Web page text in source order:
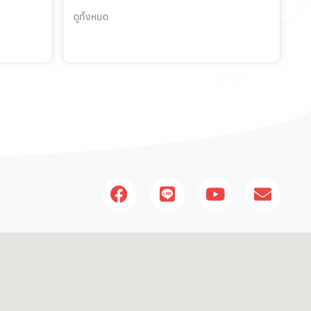
ดูทั้งหมด
F
a
e
L
i
e
Y
o
t
E
n
e